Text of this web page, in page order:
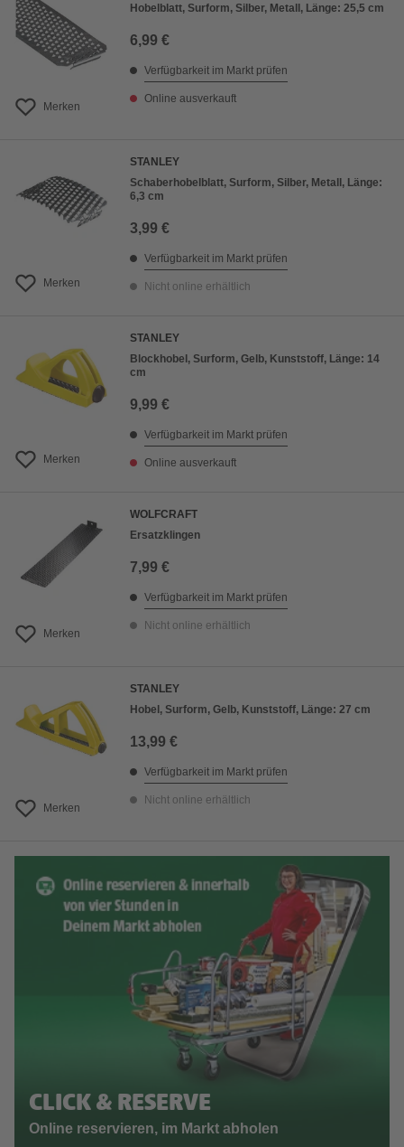
Merken
Hobelblatt, Surform, Silber, Metall, Länge: 25,5 cm
6,99 €
Verfügbarkeit im Markt prüfen
Online ausverkauft
Merken
STANLEY
Schaberhobelblatt, Surform, Silber, Metall, Länge:
6,3 cm
3,99 €
Verfügbarkeit im Markt prüfen
Nicht online erhältlich
Merken
STANLEY
Blockhobel, Surform, Gelb, Kunststoff, Länge: 14
cm
9,99 €
Verfügbarkeit im Markt prüfen
Online ausverkauft
Merken
WOLFCRAFT
Ersatzklingen
7,99 €
Verfügbarkeit im Markt prüfen
Nicht online erhältlich
Merken
STANLEY
Hobel, Surform, Gelb, Kunststoff, Länge: 27 cm
13,99 €
Verfügbarkeit im Markt prüfen
Nicht online erhältlich
CLICK & RESERVE
Online reservieren, im Markt abholen